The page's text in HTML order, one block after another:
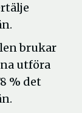
brukar
utföra
% det